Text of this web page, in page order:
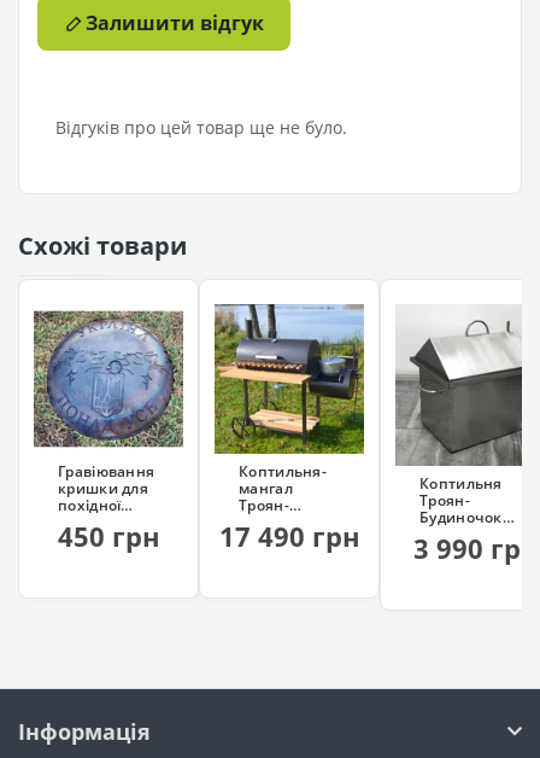
Залишити відгук
Відгуків про цей товар ще не було.
Схожі товари
Гравіювання
кришки для
похідної
сковорідки
450 грн
Коптильня-
мангал
Троян-
Крокодил
ПЛЮС (з
17 490 грн
Коптильня
Троян-
Будиночок
(нержавіюча,
3 990 грн
Інформація